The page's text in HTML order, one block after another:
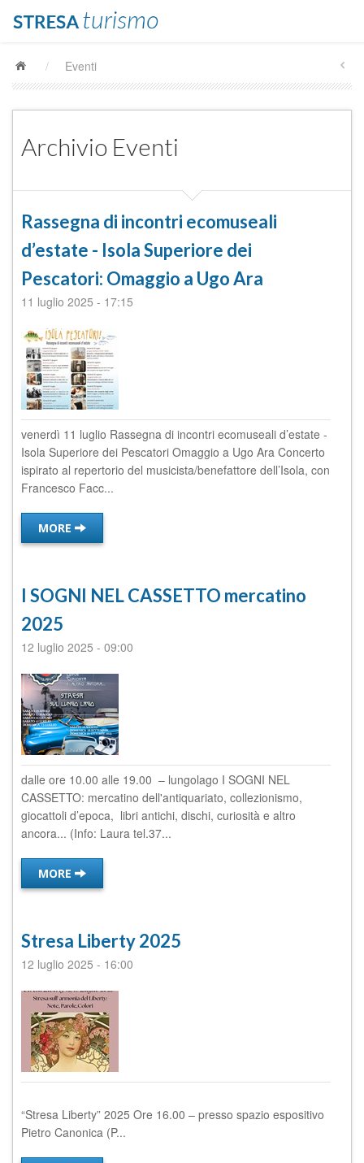
/ Eventi
Archivio Eventi
Rassegna di incontri ecomuseali
d’estate - Isola Superiore dei
Pescatori: Omaggio a Ugo Ara
11 luglio 2025 - 17:15
venerdì 11 luglio Rassegna di incontri ecomuseali d’estate -
Isola Superiore dei Pescatori Omaggio a Ugo Ara Concerto
ispirato al repertorio del musicista/benefattore dell’Isola, con
Francesco Facc...
MORE
I SOGNI NEL CASSETTO mercatino
2025
12 luglio 2025 - 09:00
dalle ore 10.00 alle 19.00 – lungolago I SOGNI NEL
CASSETTO: mercatino dell'antiquariato, collezionismo,
giocattoli d’epoca, libri antichi, dischi, curiosità e altro
ancora... (Info: Laura tel.37...
MORE
Stresa Liberty 2025
12 luglio 2025 - 16:00
“Stresa Liberty” 2025 Ore 16.00 – presso spazio espositivo
Pietro Canonica (P...